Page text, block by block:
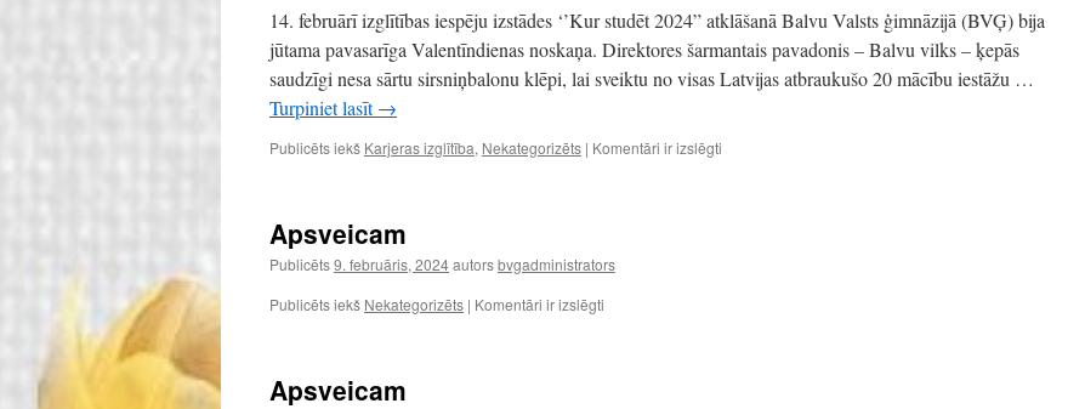
14. februārī izglītības iespēju izstādes ‘’Kur studēt 2024” atklāšanā Balvu Valsts ģimnāzijā (BVĢ) bija
jūtama pavasarīga Valentīndienas noskaņa. Direktores šarmantais pavadonis – Balvu vilks – ķepās
saudzīgi nesa sārtu sirsniņbalonu klēpi, lai sveiktu no visas Latvijas atbraukušo 20 mācību iestāžu …
Turpiniet lasīt→
Publicēts iekš Karjeras izglītība, Nekategorizēts | Komentāri ir izslēgti
Apsveicam
Publicēts9. februāris, 2024autorsbvgadministrators
Publicēts iekš Nekategorizēts | Komentāri ir izslēgti
Apsveicam